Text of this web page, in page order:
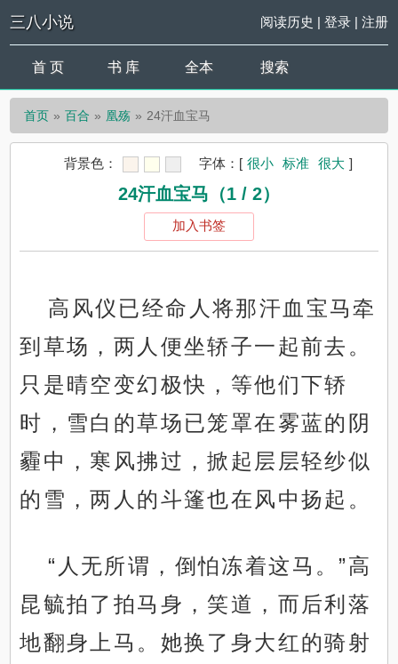
三八小说 阅读历史 | 登录| 注册
首 页 书 库 全本 搜索
首页 百合 凰殇 24汗血宝马
背景色： 字体： [ 很小 标准 很大 ]
24汗血宝马（1 / 2）
加入书签
高风仪已经命人将那汗血宝马牵
到草场，两人便坐轿子一起前去。
只是晴空变幻极快，等他们下轿
时，雪白的草场已笼罩在雾蓝的阴
霾中，寒风拂过，掀起层层轻纱似
的雪，两人的斗篷也在风中扬起。
“人无所谓，倒怕冻着这马。”高
昆毓拍了拍马身，笑道，而后利落
地翻身上马。她换了身大红的骑射